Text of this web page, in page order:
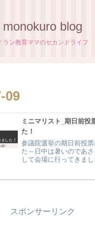
monokuro blog
ラン教育ママのセカンドライフ
09
ミニマリスト_期日前投
た！
参議院選挙の期日前投
た～日中は暑いのであ
して会場に行ってきま
場も並ぶこと無くあっ
スポンサーリンク